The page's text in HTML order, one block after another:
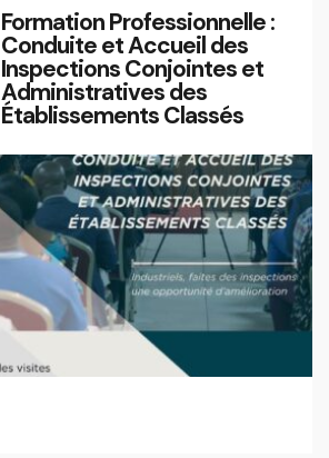
Formation Professionnelle :
Conduite et Accueil des
Inspections Conjointes et
Administratives des
Établissements Classés